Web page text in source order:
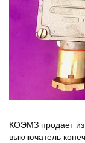
КОЭМЗ продает
выключатель